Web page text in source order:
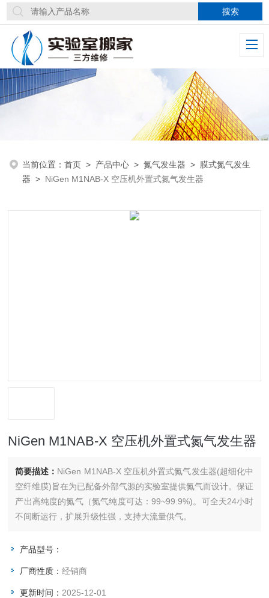
当前位置：首页 > 产品中心 >氮气发生器 > 膜式氮气发生
器 > NiGen M1NAB-X 空压机外置式氮气发生器
NiGen M1NAB-X 空压机外置式氮气发生器
简要描述： NiGen M1NAB-X 空压机外置式氮气发生器(超细化中
空纤维膜)旨在为已配备外部气源的实验室提供氮气而设计。保证
产出高纯度的氮气（氮气纯度可达：99~99.9%)。可全天24小时
不间断运行，扩展升级性强，支持大流量供气。
产品型号：
厂商性质：经销商
更新时间： 2025-12-01